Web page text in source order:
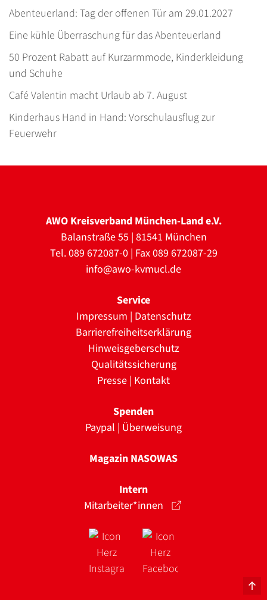
Abenteuerland: Tag der offenen Tür am 29.01.2027
Eine kühle Überraschung für das Abenteuerland
50 Prozent Rabatt auf Kurzarmmode, Kinderkleidung
und Schuhe
Café Valentin macht Urlaub ab 7. August
Kinderhaus Hand in Hand: Vorschulausflug zur
Feuerwehr
AWO Kreisverband München-Land e.V.
Balanstraße 55 | 81541 München
Tel. 089 672087-0 | Fax 089 672087-29
info@awo-kvmucl.de
Service
Impressum | Datenschutz
Barrierefreiheitserklärung
Hinweisgeberschutz
Qualitätssicherung
Presse | Kontakt
Spenden
Paypal | Überweisung
Magazin NASOWAS
Intern
Mitarbeiter*innen